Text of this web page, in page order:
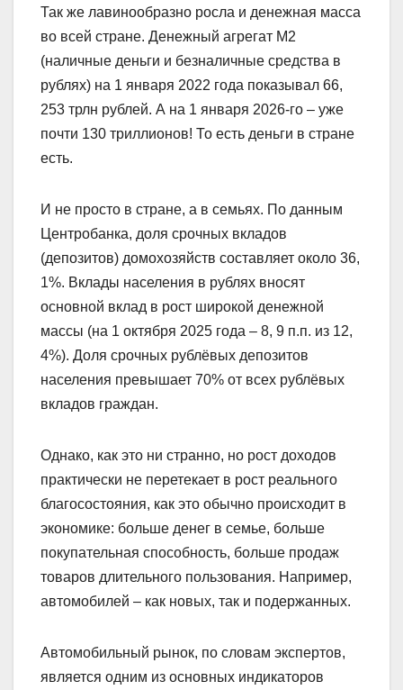
Так же лавинообразно росла и денежная масса
во всей стране. Денежный агрегат М2
(наличные деньги и безналичные средства в
рублях) на 1 января 2022 года показывал 66,
253 трлн рублей. А на 1 января 2026-го – уже
почти 130 триллионов! То есть деньги в стране
есть.
И не просто в стране, а в семьях. По данным
Центробанка, доля срочных вкладов
(депозитов) домохозяйств составляет около 36,
1%. Вклады населения в рублях вносят
основной вклад в рост широкой денежной
массы (на 1 октября 2025 года – 8, 9 п.п. из 12,
4%). Доля срочных рублёвых депозитов
населения превышает 70% от всех рублёвых
вкладов граждан.
Однако, как это ни странно, но рост доходов
практически не перетекает в рост реального
благосостояния, как это обычно происходит в
экономике: больше денег в семье, больше
покупательная способность, больше продаж
товаров длительного пользования. Например,
автомобилей – как новых, так и подержанных.
Автомобильный рынок, по словам экспертов,
является одним из основных индикаторов